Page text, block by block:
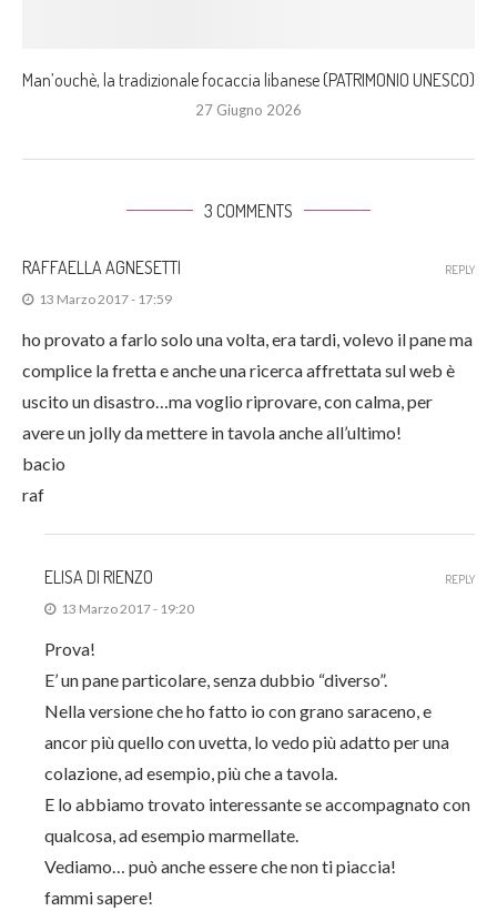
Man’ouchè, la tradizionale focaccia libanese (PATRIMONIO UNESCO)
27 Giugno 2026
3 COMMENTS
RAFFAELLA AGNESETTI
13 Marzo 2017 - 17:59
ho provato a farlo solo una volta, era tardi, volevo il pane ma
complice la fretta e anche una ricerca affrettata sul web è
uscito un disastro…ma voglio riprovare, con calma, per
avere un jolly da mettere in tavola anche all’ultimo!
bacio
raf
REPLY
ELISA DI RIENZO
13 Marzo 2017 - 19:20
Prova!
E’ un pane particolare, senza dubbio “diverso”.
Nella versione che ho fatto io con grano saraceno, e
ancor più quello con uvetta, lo vedo più adatto per una
colazione, ad esempio, più che a tavola.
E lo abbiamo trovato interessante se accompagnato con
qualcosa, ad esempio marmellate.
Vediamo… può anche essere che non ti piaccia!
fammi sapere!
REPLY